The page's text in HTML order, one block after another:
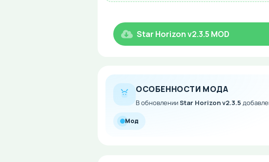
Star Horizon v2.3.5 MOD
ОСОБЕННОСТИ МОДА
В обновленииStar Horizon v2.3.5
Мод